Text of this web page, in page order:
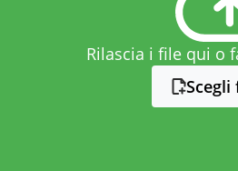
Rilascia i file qui o
Scegli